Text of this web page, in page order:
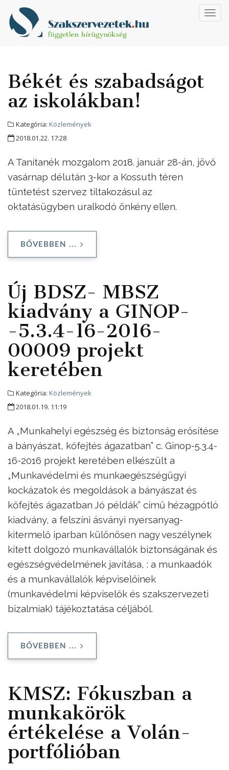
Békét és szabadságot
az iskolákban!
Kategória: Közlemények
2018.01.22. 17:28
A Tanítanék mozgalom 2018. január 28-án, jövő
vasárnap délután 3-kor a Kossuth téren
tüntetést szervez tiltakozásul az
oktatásügyben uralkodó önkény ellen.
BŐVEBBEN ...
Új BDSZ- MBSZ
kiadvány a GINOP-
-5.3.4-16-2016-
00009 projekt
keretében
Kategória: Közlemények
2018.01.19. 11:19
A „Munkahelyi egészség és biztonság erősítése
a bányászat, kőfejtés ágazatban” c. Ginop-5.3.4-
16-2016 projekt keretében elkészült a
„Munkavédelmi és munkaegészségügyi
kockázatok és megoldások a bányászat és
kőfejtés ágazatban Jó példák” című hézagpótló
kiadvány, a felszíni ásványi nyersanyag-
kitermelő iparban különösen nagy veszélynek
kitett dolgozó munkavállalók biztonságának és
egészségvédelmének javítása, : a munkaadók
és a munkavállalók képviselőinek
(munkavédelmi képviselők és szakszervezeti
bizalmiak) tájékoztatása céljából.
BŐVEBBEN ...
KMSZ: Fókuszban a
munkakörök
értékelése a Volán-
portfólióban